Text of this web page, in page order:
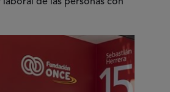
laboral de las personas con